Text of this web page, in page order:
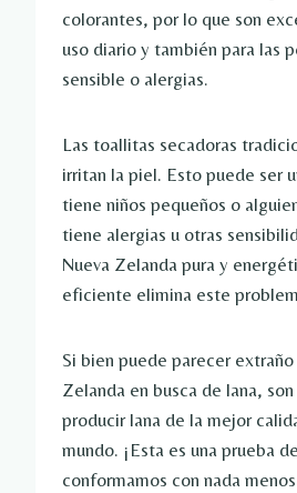
colorantes, por lo que son
uso diario y también para las
sensible o alergias.
Las toallitas secadoras
irritan la piel. Esto puede ser
tiene niños pequeños o
tiene alergias u otras
Nueva Zelanda pura y
eficiente elimina este
Si bien puede parecer
Zelanda en busca de lana,
producir lana de la mejor
mundo. ¡Esta es una prueba
conformamos con nada